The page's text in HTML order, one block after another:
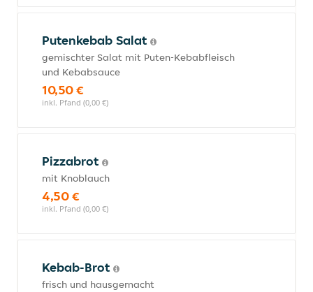
Putenkebab Salat
gemischter Salat mit Puten-Kebabfleisch
und Kebabsauce
10,50 €
inkl. Pfand (0,00 €)
Pizzabrot
mit Knoblauch
4,50 €
inkl. Pfand (0,00 €)
Kebab-Brot
frisch und hausgemacht